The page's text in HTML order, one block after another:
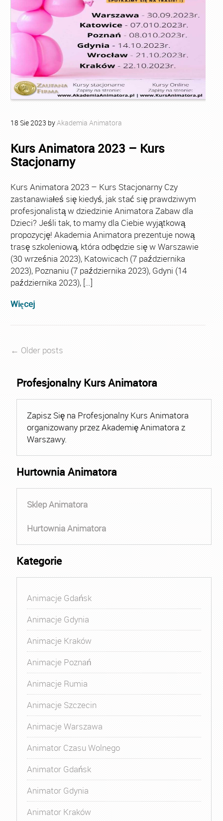
18 Sie2023 byAkademia Animatora
Kurs Animatora 2023 – Kurs
Stacjonarny
Kurs Animatora 2023 – Kurs Stacjonarny Czy
zastanawiałeś się kiedyś, jak stać się prawdziwym
profesjonalistą w dziedzinie Animatora Zabaw dla
Dzieci? Jeśli tak, to mamy dla Ciebie wyjątkową
propozycję! Akademia Animatora prezentuje nową
trasę szkoleniową, która odbędzie się w Warszawie
(30 września 2023), Katowicach (7 października
2023), Poznaniu (7 października 2023), Gdyni (14
października 2023), […]
Więcej
← Older posts
Profesjonalny Kurs Animatora
Zapisz Się na Profesjonalny Kurs Animatora
organizowany przez Akademię Animatora z
Warszawy.
Hurtownia Animatora
Sklep Animatora
Hurtownia Animatora
Kategorie
Animacje Gdańsk
Animacje Gdynia
Animacje Kraków
Animacje Poznań
Animacje Rumia
Animacje Szczecin
Animacje Warszawa
Animator Czasu Wolnego
Animator Gdańsk
Animator Gdynia
Animator Kraków